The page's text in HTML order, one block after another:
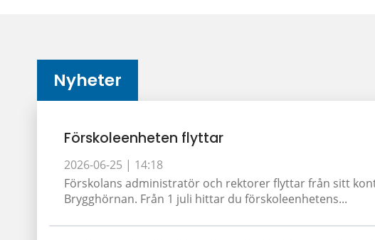
Nyheter
Förskoleenheten flyttar
2026-06-25 | 14:18
Förskolans administratör och rektorer flyttar från sitt
Brygghörnan. Från 1 juli hittar du förskoleenhetens...